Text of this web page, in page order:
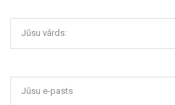
Jūsu vārds:
Jūsu e-pasts